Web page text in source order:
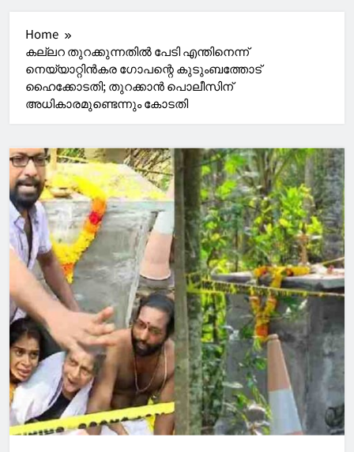
Home
കല്ലറ തുറക്കുന്നതില്‍ പേടി എന്തിനെന്ന്
നെയ്യാറ്റിന്‍കര ഗോപന്റെ കുടുംബത്തോട്
ഹൈക്കോടതി; തുറക്കാന്‍ പൊലീസിന്
അധികാരമുണ്ടെന്നും കോടതി